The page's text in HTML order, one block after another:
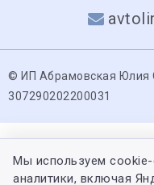
© ИП Абрамовская Юлия
307290202200031
Мы используем
аналитики, включая